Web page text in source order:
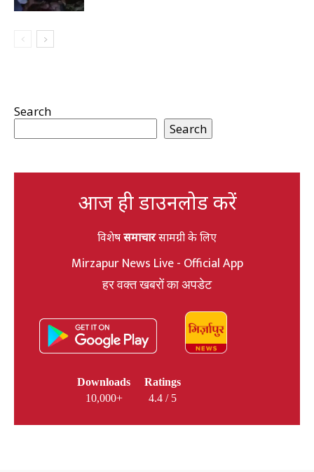
Search
Search
आज ही डाउनलोड करें
विशेषसमाचारसामग्री के लिए
Mirzapur News Live - Official App
हर वक्त खबरों का अपडेट
Downloads
10,000+
Ratings
4.4 / 5